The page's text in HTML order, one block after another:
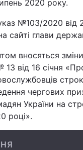
Війна
Наука
Лайт
2020 року.
№103/2020 від
сайті глави
вносяться
від 16 січня
чергових
України на
році».